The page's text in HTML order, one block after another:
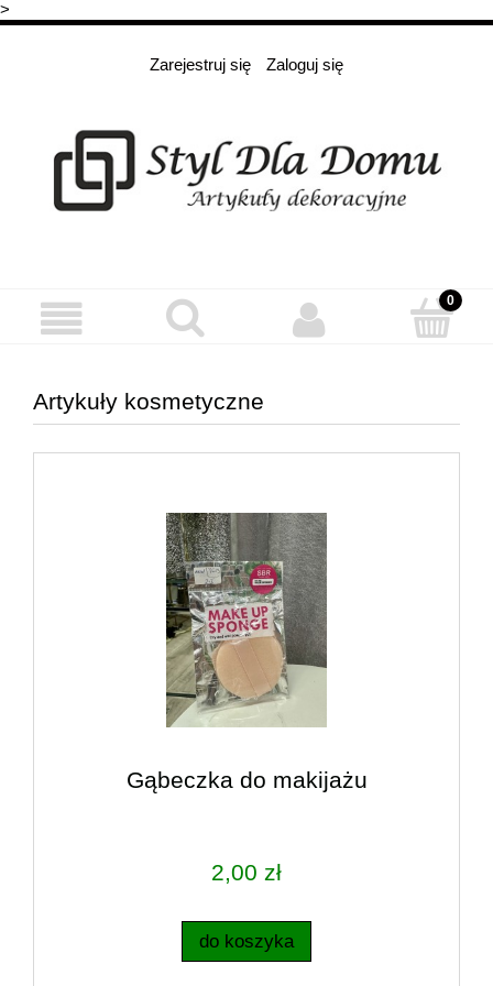
>
Zarejestruj się Zaloguj się
Artykuły kosmetyczne
Gąbeczka do makijażu
2,00 zł
do koszyka